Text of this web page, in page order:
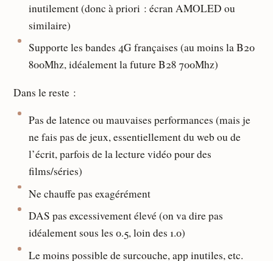
inutilement (donc à priori : écran AMOLED ou
similaire)
Supporte les bandes 4G françaises (au moins la B20
800Mhz, idéalement la future B28 700Mhz)
Dans le reste :
Pas de latence ou mauvaises performances (mais je
ne fais pas de jeux, essentiellement du web ou de
l’écrit, parfois de la lecture vidéo pour des
films/séries)
Ne chauffe pas exagérément
DAS pas excessivement élevé (on va dire pas
idéalement sous les 0.5, loin des 1.0)
Le moins possible de surcouche, app inutiles, etc.